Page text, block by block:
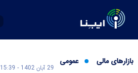
بازارهای مالی عمومی
29 آبان 1402 - 15:39